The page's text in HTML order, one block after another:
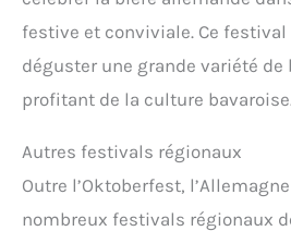
festive et conviviale. Ce festival
déguster une grande variété de
profitant de la culture
Autres festivals régionaux
Outre l’Oktoberfest,
nombreux festivals régionaux